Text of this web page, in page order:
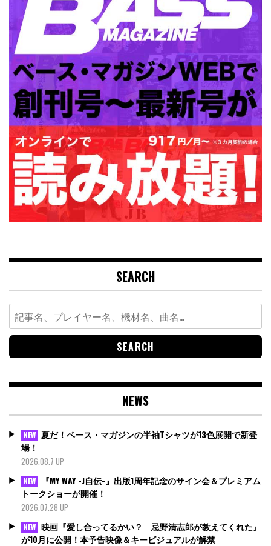
SEARCH
Search
for:
NEWS
NEW 夏だ！ベース・マガジンの半袖Tシャツが13色展開で新登
場！
2026.08.7 UP
NEW
『MY WAY -J自伝-』出版1周年記念のサイン会＆プレミアム
トークショーが開催！
2026.07.28 UP
NEW 映画『愛し合ってるかい？ 忌野清志郎が教えてくれた』
が10月に公開！本予告映像＆キービジュアルが解禁